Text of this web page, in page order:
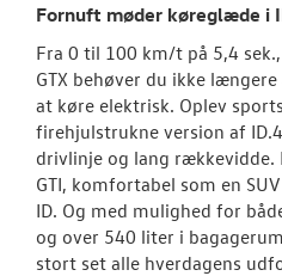
Fornuft møder køreglæde i
Fra 0 til 100 km/t på 5,4
GTX behøver du ikke
at køre elektrisk. Oplev
firehjulstrukne version af
drivlinje og lang rækkevidde.
GTI, komfortabel som en
ID. Og med mulighed for
og over 540 liter i
stort set alle hverdagens